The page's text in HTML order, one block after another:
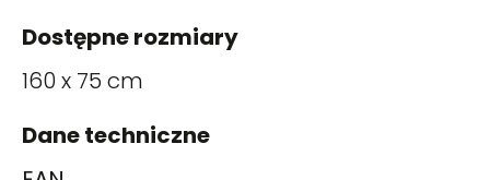
Dostępne rozmiary
160 x 75 cm
Dane techniczne